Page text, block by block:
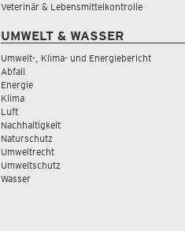
Veterinär & Lebensmittelkontrolle
UMWELT & WASSER
Umwelt-, Klima- und Energiebericht
Abfall
Energie
Klima
Luft
Nachhaltigkeit
Naturschutz
Umweltrecht
Umweltschutz
Wasser